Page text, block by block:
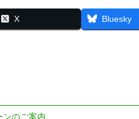
X Bluesky
ンのご案内